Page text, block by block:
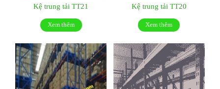
Kệ trung tải TT21
Xem thêm
Kệ trung tải TT20
Xem thêm